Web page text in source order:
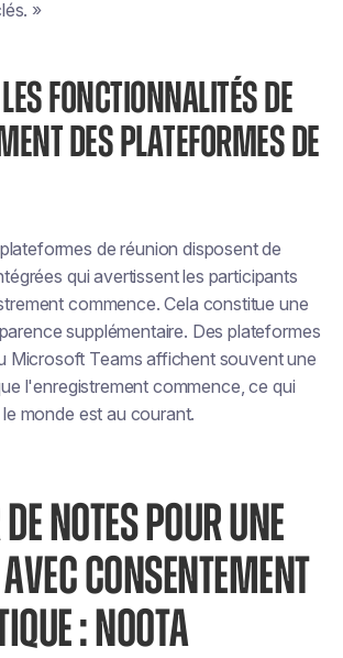
»
FONCTIONNALITÉS DE
DES PLATEFORMES DE
de réunion disposent de
qui avertissent les participants
commence. Cela constitue une
supplémentaire. Des plateformes
Microsoft Teams affichent souvent une
l'enregistrement commence, ce qui
monde est au courant.
NOTES POUR UNE
CONSENTEMENT
: NOOTA